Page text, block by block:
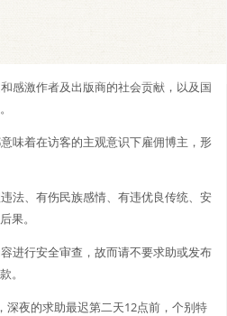
感激作者及出版商的社会贡献，以及国
味着在访客的主观意识下雇佣博主，形
法、有伤民族感情、有违优良传统、安
果。
进行安全审查，故而请不要求助或发布
。
夜的求助最迟第二天12点前，个别特